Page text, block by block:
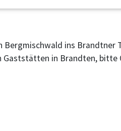
Bergmischwald ins Brandtner
Gaststätten in Brandten, bitte